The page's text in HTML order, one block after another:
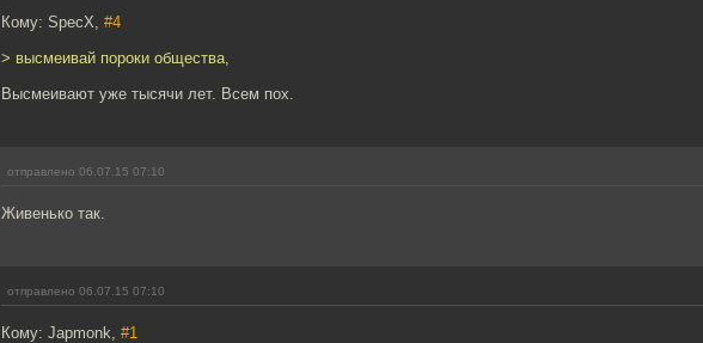
Кому: SpecX, #4
> высмеивай пороки общества,
Высмеивают уже тысячи лет. Всем пох.
отправлено 06.07.15 07:10
Живенько так.
отправлено 06.07.15 07:10
Кому: Japmonk, #1